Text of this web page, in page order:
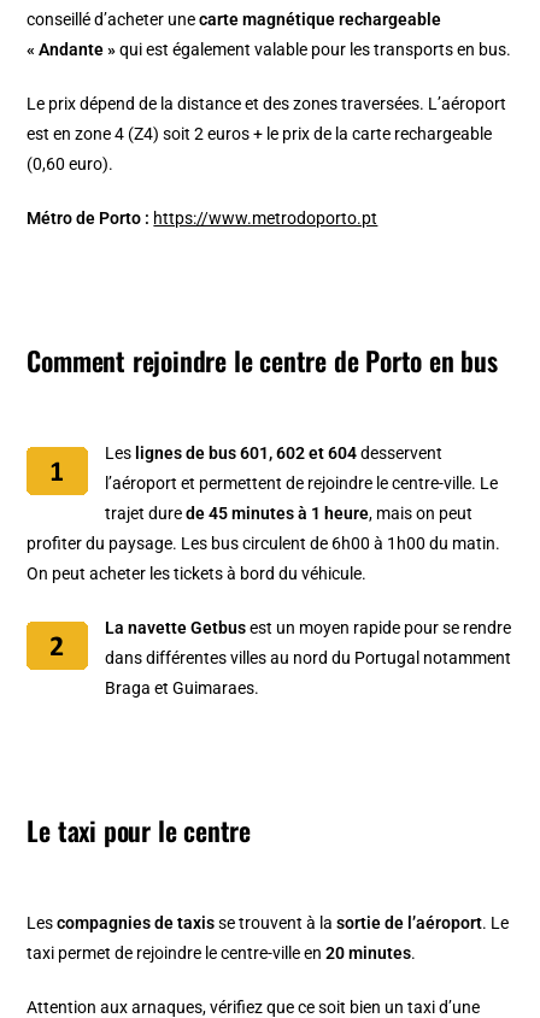
conseillé d’acheter unecarte magnétique rechargeable
« Andante »qui est également valable pour les transports en bus.
Le prix dépend de la distance et des zones traversées. L’aéroport
est en zone 4 (Z4) soit 2 euros + le prix de la carte rechargeable
(0,60 euro).
Métro de Porto : https://www.metrodoporto.pt
Comment rejoindre le centre de Porto en bus
Les lignes de bus 601, 602 et 604desservent
l’aéroport et permettent de rejoindre le centre-ville. Le
trajet durede 45 minutes à 1 heure, mais on peut
profiter du paysage. Les bus circulent de 6h00 à 1h00 du matin.
On peut acheter les tickets à bord du véhicule.
La navette Getbusest un moyen rapide pour se rendre
dans différentes villes au nord du Portugal notamment
Braga et Guimaraes.
Le taxi pour le centre
Lescompagnies de taxisse trouvent à lasortie de l’aéroport. Le
taxi permet de rejoindre le centre-ville en20 minutes.
Attention aux arnaques, vérifiez que ce soit bien un taxi d’une